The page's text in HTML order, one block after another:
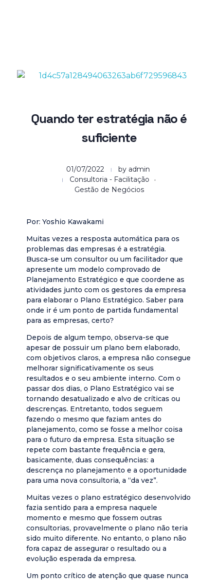
Quando ter estratégia não é
suficiente
01/07/2022 by admin
Consultoria - Facilitação
Gestão de Negócios
Por: Yoshio Kawakami
Muitas vezes a resposta automática para os
problemas das empresas é a estratégia.
Busca-se um consultor ou um facilitador que
apresente um modelo comprovado de
Planejamento Estratégico e que coordene as
atividades junto com os gestores da empresa
para elaborar o Plano Estratégico. Saber para
onde ir é um ponto de partida fundamental
para as empresas, certo?
Depois de algum tempo, observa-se que
apesar de possuir um plano bem elaborado,
com objetivos claros, a empresa não consegue
melhorar significativamente os seus
resultados e o seu ambiente interno. Com o
passar dos dias, o Plano Estratégico vai se
tornando desatualizado e alvo de críticas ou
descrenças. Entretanto, todos seguem
fazendo o mesmo que faziam antes do
planejamento, como se fosse a melhor coisa
para o futuro da empresa. Esta situação se
repete com bastante frequência e gera,
basicamente, duas consequências: a
descrença no planejamento e a oportunidade
para uma nova consultoria, a “da vez”.
Muitas vezes o plano estratégico desenvolvido
fazia sentido para a empresa naquele
momento e mesmo que fossem outras
consultorias, provavelmente o plano não teria
sido muito diferente. No entanto, o plano não
fora capaz de assegurar o resultado ou a
evolução esperada da empresa.
Um ponto crítico de atenção que quase nunca